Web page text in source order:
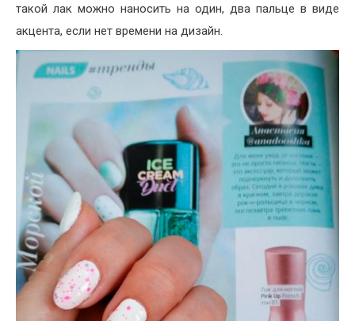
такой лак можно наносить на один, два пальце в виде
акцента, если нет времени на дизайн.